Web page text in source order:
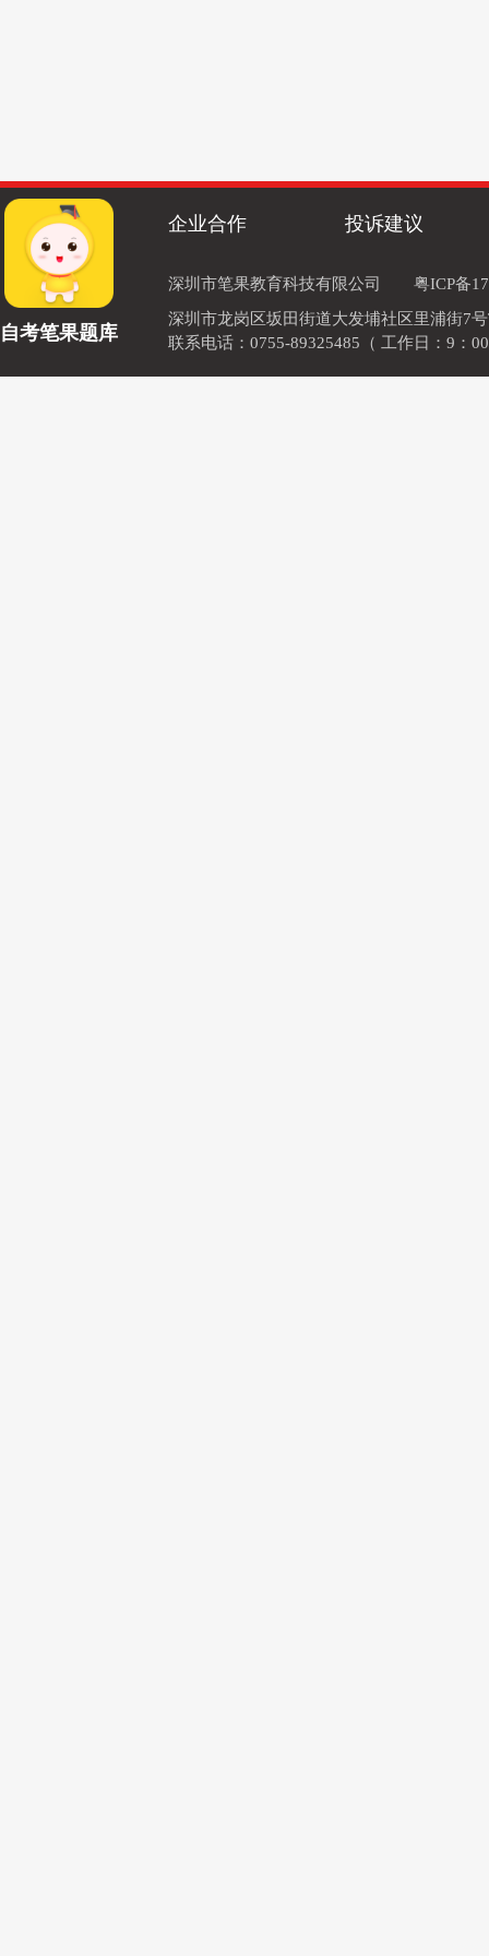
自考笔果题库
企业合作 投诉建议
深圳市笔果教育科技有限公司
粤ICP备
深圳市龙岗区坂田街道大发埔社区里浦街7
联系电话：0755-89325485（ 工作日：9：